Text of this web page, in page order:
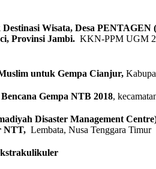
Wisata, Desa PENTAGEN
Provinsi Jambi. KKN-PPM UGM
untuk Gempa Cianjur,
Gempa NTB 2018,
Disaster Management
NTT, Lembata, Nusa Tenggara Timur
kstrakulikuler